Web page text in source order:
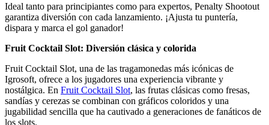
Ideal tanto para principiantes como para expertos, Penalty Shootout
garantiza diversión con cada lanzamiento. ¡Ajusta tu puntería,
dispara y marca el gol ganador!
Fruit Cocktail Slot: Diversión clásica y colorida
Fruit Cocktail Slot, una de las tragamonedas más icónicas de
Igrosoft, ofrece a los jugadores una experiencia vibrante y
nostálgica. En Fruit Cocktail Slot, las frutas clásicas como fresas,
sandías y cerezas se combinan con gráficos coloridos y una
jugabilidad sencilla que ha cautivado a generaciones de fanáticos de
los slots.